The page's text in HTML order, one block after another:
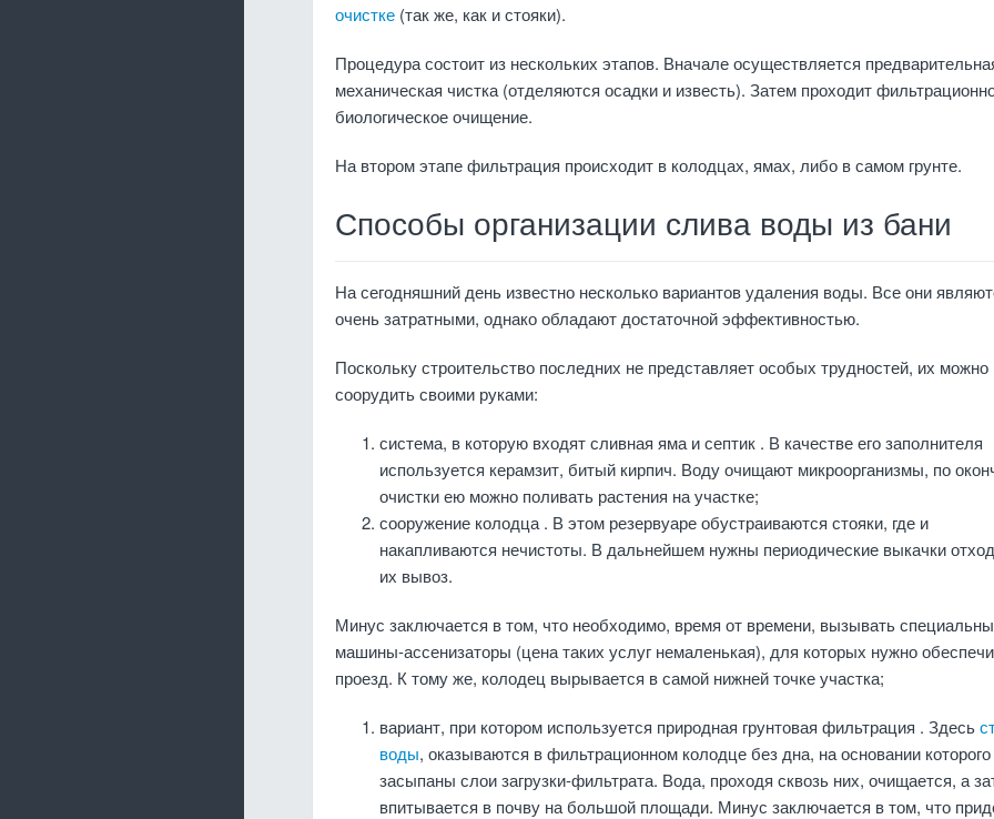
очистке (так же, как и стояки).
Процедура состоит из нескольких этапов. Вначале осуществляется
механическая чистка (отделяются осадки и известь). Затем проходит
биологическое очищение.
На втором этапе фильтрация происходит в колодцах, ямах, либо в самом грунте.
Способы организации слива воды из бани
На сегодняшний день известно несколько вариантов удаления воды. Все они
очень затратными, однако обладают достаточной эффективностью.
Поскольку строительство последних не представляет особых трудностей, их можно
соорудить своими руками:
система, в которую входят сливная яма и септик . В качестве его заполнителя
используется керамзит, битый кирпич. Воду очищают микроорганизмы, по
очистки ею можно поливать растения на участке;
сооружение колодца . В этом резервуаре обустраиваются стояки, где и
накапливаются нечистоты. В дальнейшем нужны периодические выкачки
их вывоз.
Минус заключается в том, что необходимо, время от времени, вызывать
машины-ассенизаторы (цена таких услуг немаленькая), для которых нужно
проезд. К тому же, колодец вырывается в самой нижней точке участка;
вариант, при котором используется природная грунтовая фильтрация . Здесь
воды, оказываются в фильтрационном колодце без дна, на основании которого
засыпаны слои загрузки-фильтрата. Вода, проходя сквозь них, очищается, а
впитывается в почву на большой площади. Минус заключается в том, что